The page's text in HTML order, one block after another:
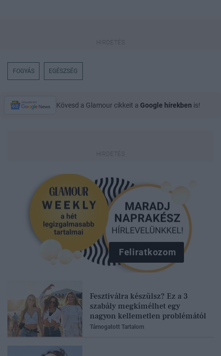
FOGYÁS EGÉSZSÉG
Kövesd a Glamour cikkeit a Google hírekben is!
Feliratkozom
Fesztiválra készülsz? Ez a 3
szabály megkímélhet egy
nagyon kellemetlen problémától
Támogatott Tartalom